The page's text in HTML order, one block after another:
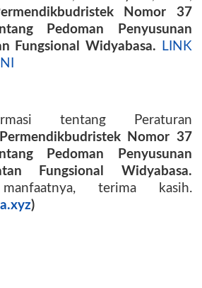
Nomor 37
Pedoman Penyusunan
Fungsional Widyabasa.
LINK
tentang Peraturan
Permendikbudristek Nomor 37
Pedoman Penyusunan
Fungsional Widyabasa.
terima kasih.
)